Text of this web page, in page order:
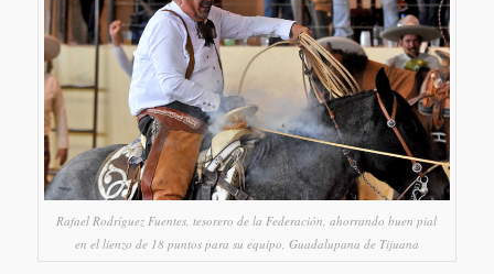
Rafael Rodríguez Fuentes, tesorero de la Federación, ahorrando buen pial
en el lienzo de 18 puntos para su equipo, Guadalupana de Tijuana